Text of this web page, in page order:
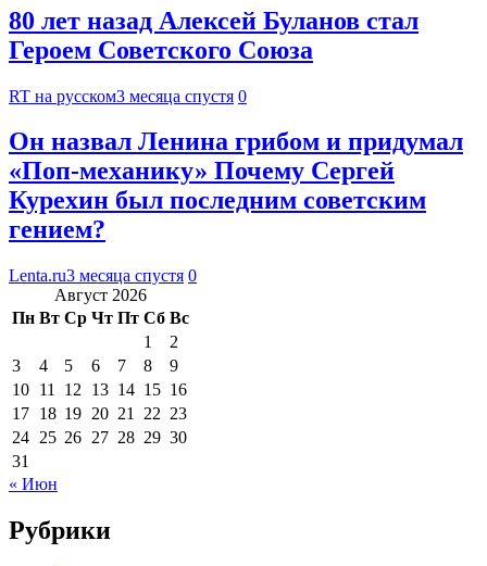
80 лет назад Алексей Буланов стал
Героем Советского Союза
RT на русском3 месяца спустя 0
Он назвал Ленина грибом и придумал
«Поп-механику» Почему Сергей
Курехин был последним советским
гением?
Lenta.ru3 месяца спустя 0
Август 2026
Пн Вт Ср Чт Пт Сб Вс
1
2
3
4 5 6 7 8
9
10 11 12 13 14 15 16
17 18 19 20 21 22 23
24 25 26 27 28 29 30
31
« Июн
Рубрики